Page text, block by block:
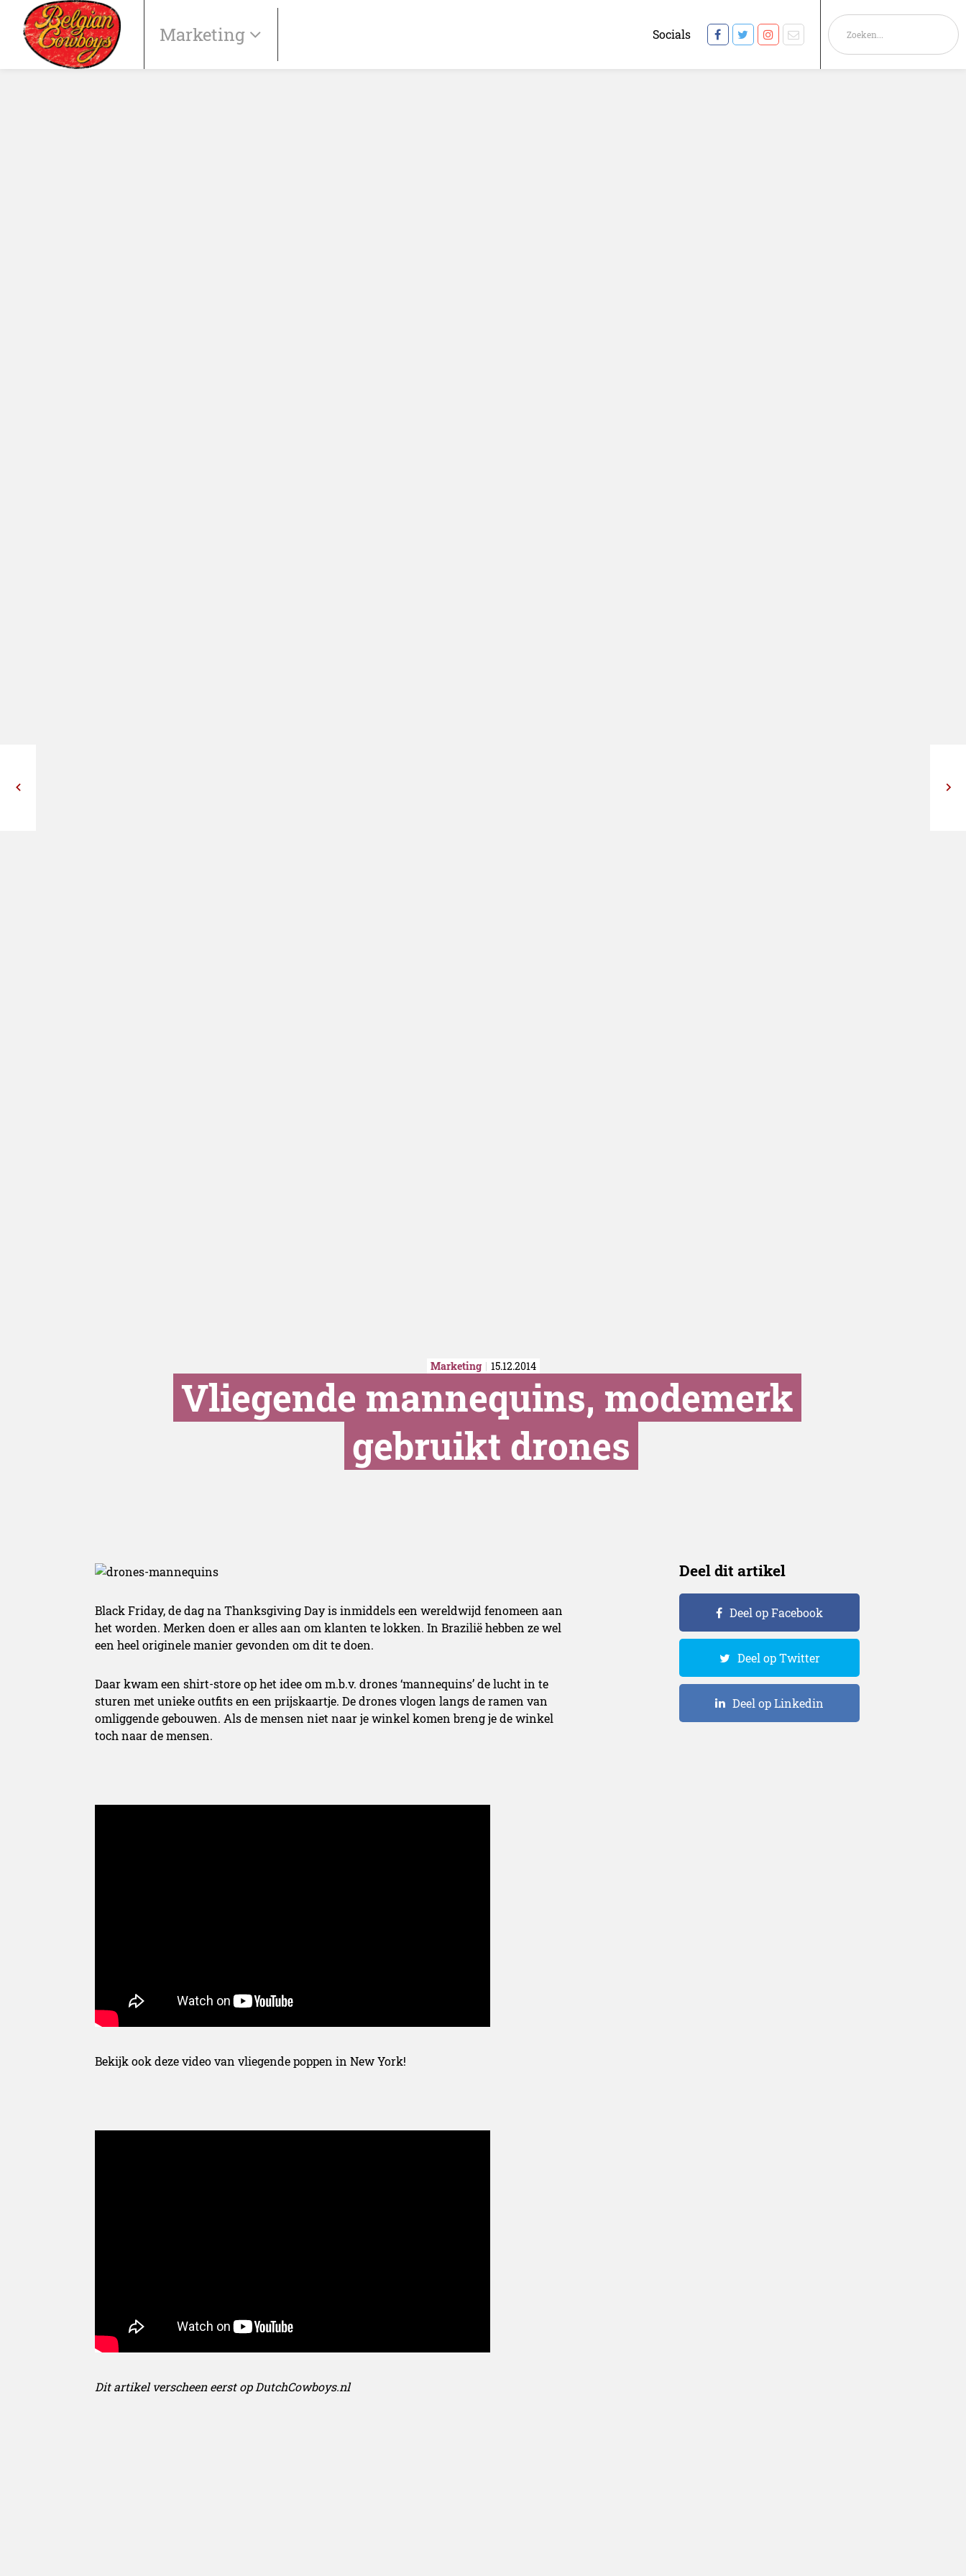
Marketing Socials
Marketing 15.12.2014
Vliegende mannequins, modemerk
gebruikt drones
Black Friday, de dag na Thanksgiving Day is inmiddels een wereldwijd fenomeen aan
het worden. Merken doen er alles aan om klanten te lokken. In Brazilië hebben ze wel
een heel originele manier gevonden om dit te doen.
Daar kwam een shirt-store op het idee om m.b.v. drones ‘mannequins’ de lucht in te
sturen met unieke outfits en een prijskaartje. De drones vlogen langs de ramen van
omliggende gebouwen. Als de mensen niet naar je winkel komen breng je de winkel
toch naar de mensen.
Bekijk ook deze video van vliegende poppen in New York!
Dit artikel verscheen eerst op DutchCowboys.nl
Deel dit artikel
Deel op Facebook
Deel op Twitter
Deel op Linkedin